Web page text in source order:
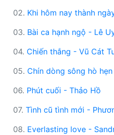
02. Khi hôm nay thành
03. Bài ca hạnh ngộ - Lê
04. Chiến thắng - Vũ Cát
05. Chín dòng sông hò
06. Phút cuối - Thảo Hồ
07. Tình cũ tình mới -
08. Everlasting love -